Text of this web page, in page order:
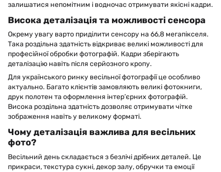
залишатися непомітним і водночас отримувати якісні кадри.
Висока деталізація та можливості сенсора
Окрему увагу варто приділити сенсору на 66,8 мегапікселя.
Така роздільна здатність відкриває великі можливості для
професійної обробки фотографій. Кадри зберігають
деталізацію навіть після серйозного кропу.
Для українського ринку весільної фотографії це особливо
актуально. Багато клієнтів замовляють великі фотокниги,
друк полотен та оформлення інтер’єрних фотографій.
Висока роздільна здатність дозволяє отримувати чітке
зображення навіть у великому форматі.
Чому деталізація важлива для весільних
фото?
Весільний день складається з безлічі дрібних деталей. Це
прикраси, текстура сукні, декор залу, обручки та емоції